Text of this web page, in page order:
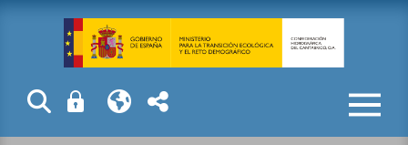
Presas y